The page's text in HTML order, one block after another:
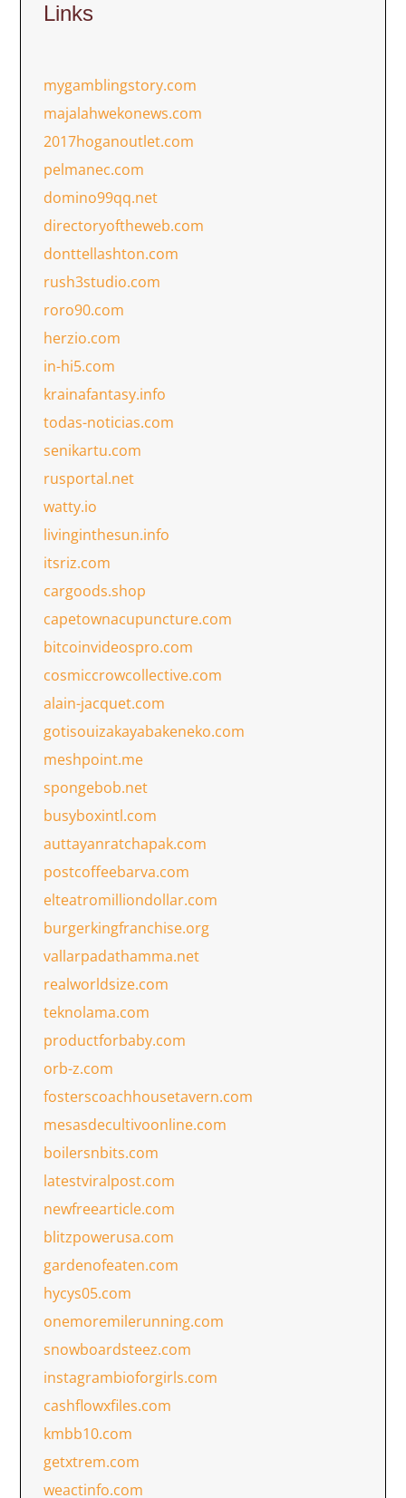
Links
mygamblingstory.com
majalahwekonews.com
2017hoganoutlet.com
pelmanec.com
domino99qq.net
directoryoftheweb.com
donttellashton.com
rush3studio.com
roro90.com
herzio.com
in-hi5.com
krainafantasy.info
todas-noticias.com
senikartu.com
rusportal.net
watty.io
livinginthesun.info
itsriz.com
cargoods.shop
capetownacupuncture.com
bitcoinvideospro.com
cosmiccrowcollective.com
alain-jacquet.com
gotisouizakayabakeneko.com
meshpoint.me
spongebob.net
busyboxintl.com
auttayanratchapak.com
postcoffeebarva.com
elteatromilliondollar.com
burgerkingfranchise.org
vallarpadathamma.net
realworldsize.com
teknolama.com
productforbaby.com
orb-z.com
fosterscoachhousetavern.com
mesasdecultivoonline.com
boilersnbits.com
latestviralpost.com
newfreearticle.com
blitzpowerusa.com
gardenofeaten.com
hycys05.com
onemoremilerunning.com
snowboardsteez.com
instagrambioforgirls.com
cashflowxfiles.com
kmbb10.com
getxtrem.com
weactinfo.com